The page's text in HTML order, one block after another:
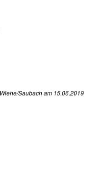
Saubach am 15.06.2019